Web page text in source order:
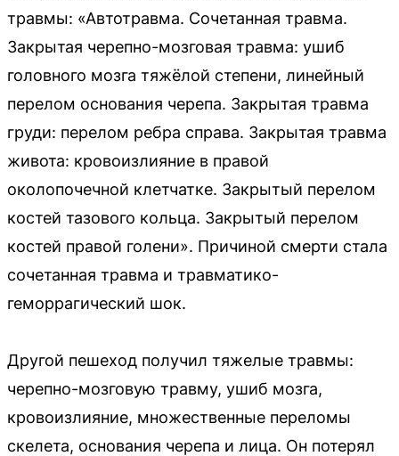
травмы: «Автотравма. Сочетанная травма.
Закрытая черепно-мозговая травма: ушиб
головного мозга тяжёлой степени, линейный
перелом основания черепа. Закрытая травма
груди: перелом ребра справа. Закрытая травма
живота: кровоизлияние в правой
околопочечной клетчатке. Закрытый перелом
костей тазового кольца. Закрытый перелом
костей правой голени». Причиной смерти стала
сочетанная травма и травматико-
геморрагический шок.
Другой пешеход получил тяжелые травмы:
черепно-мозговую травму, ушиб мозга,
кровоизлияние, множественные переломы
скелета, основания черепа и лица. Он потерял